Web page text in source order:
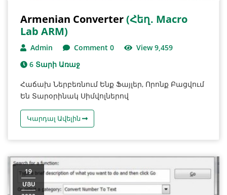
Armenian Converter(հեղ․ Macro
Lab ARM)
Admin Comment 0
View 9,459
6 Տարի Առաջ
Հաճախ Ներբեռնում Ենք Ֆայլեր, Որոնք Բացվում
Են Տարօրինակ Սիմվոլներով
Կարդալ Ավելին
19
ՄՅՍ